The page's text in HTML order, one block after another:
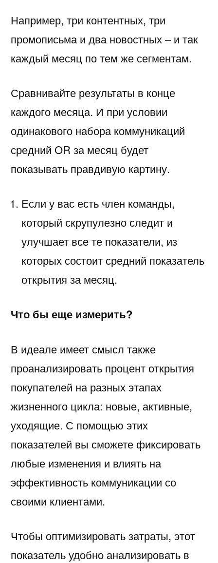
Например, три контентных, три
промописьма и два новостных – и так
каждый месяц по тем же сегментам.
Сравнивайте результаты в конце
каждого месяца. И при условии
одинакового набора коммуникаций
средний OR за месяц будет
показывать правдивую картину.
Если у вас есть член команды,
который скрупулезно следит и
улучшает все те показатели, из
которых состоит средний показатель
открытия за месяц.
Что бы еще измерить?
В идеале имеет смысл также
проанализировать процент открытия
покупателей на разных этапах
жизненного цикла: новые, активные,
уходящие. С помощью этих
показателей вы сможете фиксировать
любые изменения и влиять на
эффективность коммуникации со
своими клиентами.
Чтобы оптимизировать затраты, этот
показатель удобно анализировать в